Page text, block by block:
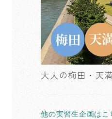
大人の梅田・天
他の実習生企画はこ